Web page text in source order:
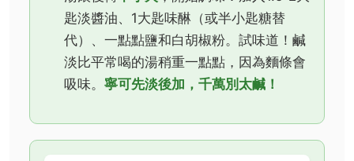
匙淡醬油、1大匙味醂（或半小匙糖替
代）、一點點鹽和白胡椒粉。試味道！鹹
淡比平常喝的湯稍重一點點，因為麵條會
吸味。 寧可先淡後加，千萬別太鹹！